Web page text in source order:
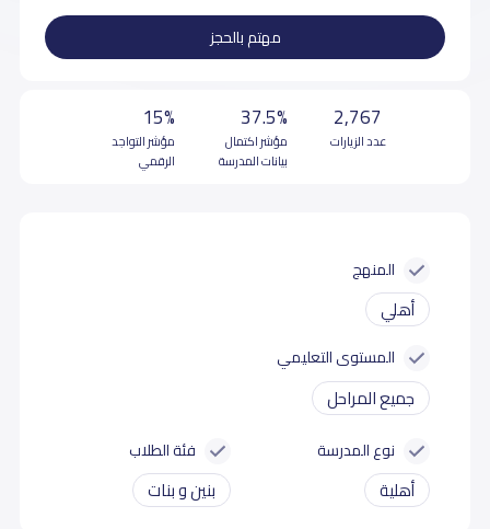
مهتم بالحجز
2,767
عدد الزيارات
37.5%
مؤشر اكتمال
بيانات المدرسة
15%
مؤشر التواجد
الرقمي
المنهج
أهلي
المستوى التعليمي
جميع المراحل
نوع المدرسة
أهلية
فئة الطلاب
بنين و بنات